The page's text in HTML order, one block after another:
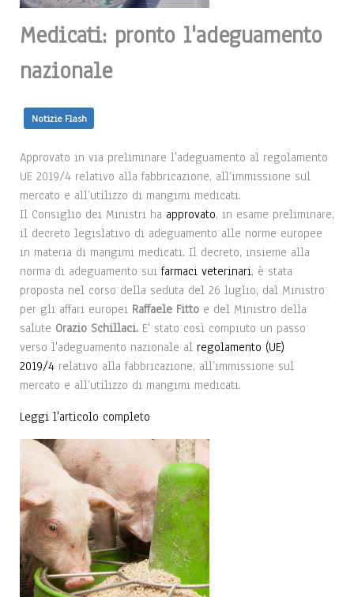
Medicati: pronto l'adeguamento
nazionale
Notizie Flash
Approvato in via preliminare l'adeguamento al regolamento
UE 2019/4 relativo alla fabbricazione, all’immissione sul
mercato e all’utilizzo di mangimi medicati.
Il Consiglio dei Ministri ha approvato, in esame preliminare,
il decreto legislativo di adeguamento alle norme europee
in materia di mangimi medicati. Il decreto, insieme alla
norma di adeguamento sui farmaci veterinari, è stata
proposta nel corso della seduta del 26 luglio, dal Ministro
per gli affari europei Raffaele Fitto e del Ministro della
salute Orazio Schillaci. E' stato così compiuto un passo
verso l'adeguamento nazionale al regolamento (UE)
2019/4 relativo alla fabbricazione, all’immissione sul
mercato e all’utilizzo di mangimi medicati.
Leggi l'articolo completo